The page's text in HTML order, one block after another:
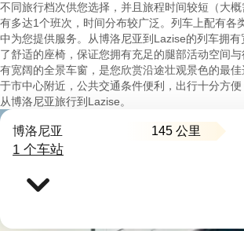
不同旅行档次供您选择，并且旅程时间较短（大
有多达1个班次，时间分布较广泛。列车上配有各
中为您提供服务。从博洛尼亚到Lazise的列车拥
了舒适的座椅，保证您拥有充足的腿部活动空间
有宽阔的全景车窗，是您欣赏沿途壮观景色的最
于市中心附近，公共交通条件便利，出行十分方
从博洛尼亚旅行到Lazise。
博洛尼亚 145 公里
1 个车站